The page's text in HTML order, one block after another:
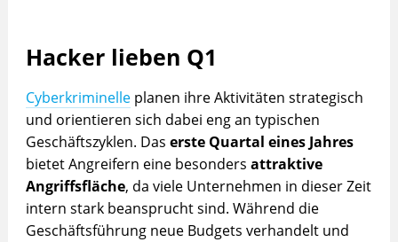
Hacker lieben Q1
Cyberkriminelleplanen ihre Aktivitäten strategisch
und orientieren sich dabei eng an typischen
Geschäftszyklen. Das erste Quartal eines Jahres
bietet Angreifern eine besonders attraktive
Angriffsfläche, da viele Unternehmen in dieser Zeit
intern stark beansprucht sind. Während die
Geschäftsführung neue Budgets verhandelt und